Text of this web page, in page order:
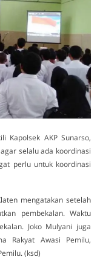
Kapolsek AKP Sunarso,
selalu ada koordinasi
perlu untuk koordinasi
mengatakan setelah
pembekalan. Waktu
Joko Mulyani juga
Rakyat Awasi Pemilu,
(ksd)